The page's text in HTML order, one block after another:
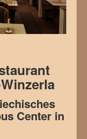
Center in